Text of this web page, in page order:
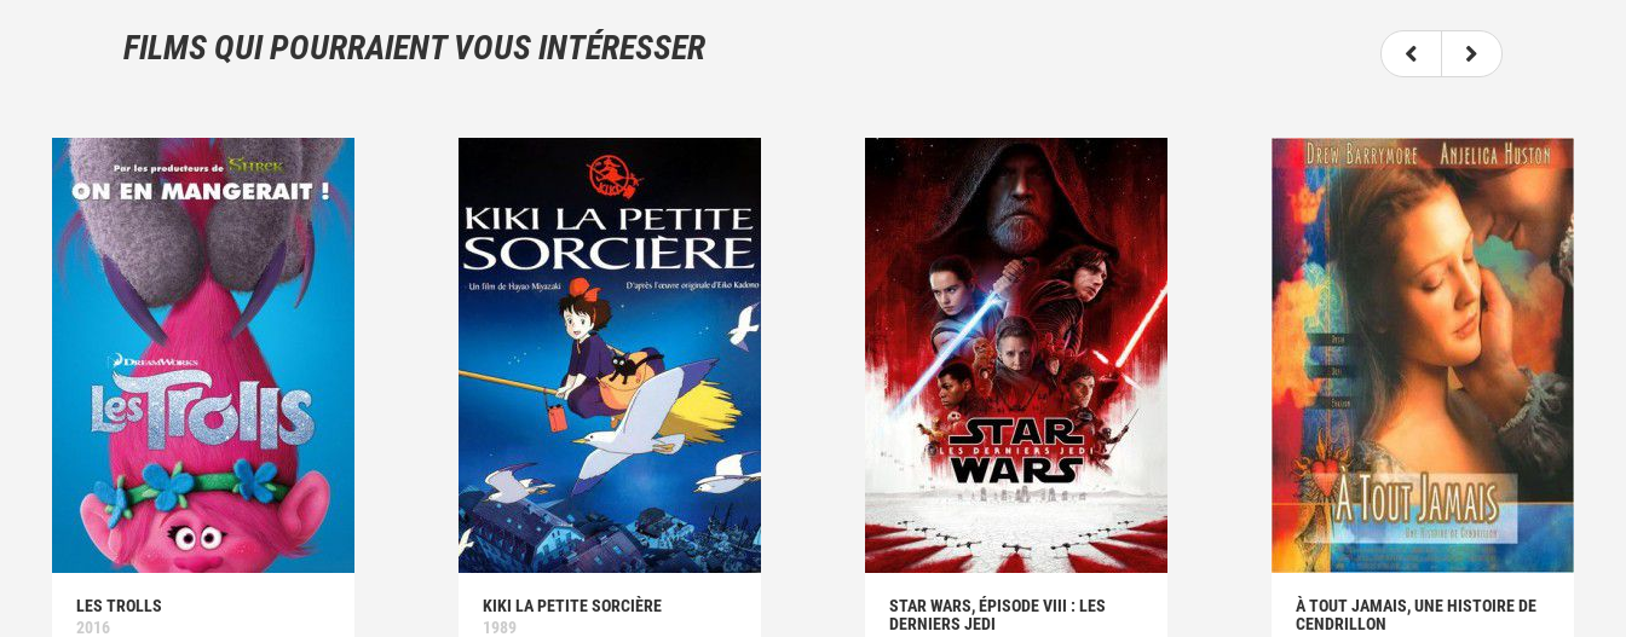
N'hésitez pas à décrire clairement vos émotions plutôt qu'à décrire le film.
Et, attention à ne pas dévoiler d'éléments de l'intrigue !
FILMS QUI POURRAIENT VOUS INTÉRESSER
LES TROLLS
2016
KIKI LA PETITE SORCIÈRE
1989
STAR WARS, ÉPISODE VIII : LES
DERNIERS JEDI
À TOUT JAMAIS, UNE HISTOIRE DE
CENDRILLON